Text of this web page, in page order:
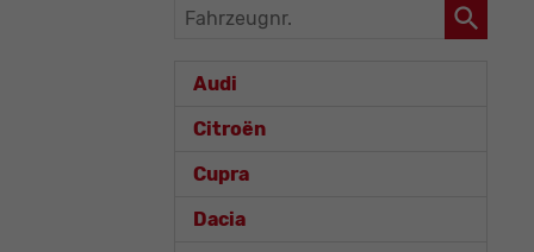
Fahrzeugnr.
Audi
Citroën
Cupra
Dacia